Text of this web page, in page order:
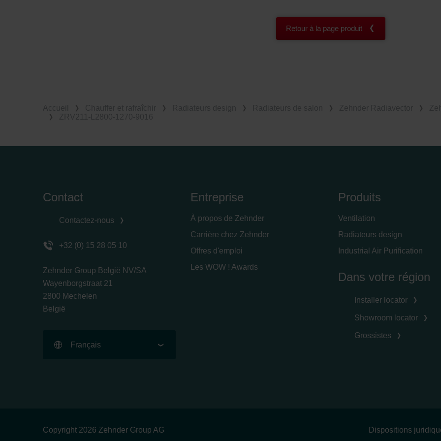
Retour à la page produit
Contact
Contactez-nous
+32 (0) 15 28 05 10
Zehnder Group België NV/SA
Wayenborgstraat 21
2800 Mechelen
België
Français
Entreprise
À propos de Zehnder
Carrière chez Zehnder
Offres d'emploi
Les WOW ! Awards
Produits
Ventilation
Radiateurs design
Industrial Air Purification
Dans votre région
Installer locator
Showroom locator
Grossistes
Copyright 2026 Zehnder Group AG Dispositions